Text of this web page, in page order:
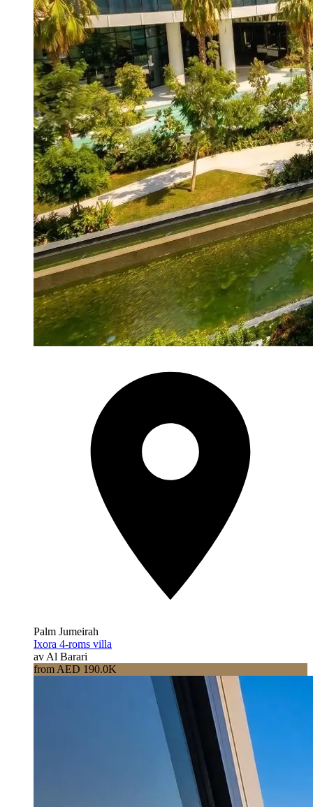
Palm Jumeirah
Ixora 4-roms villa
av Al Barari
from AED 190.0K